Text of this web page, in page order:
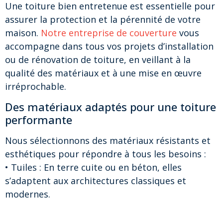
Une toiture bien entretenue est essentielle pour
assurer la protection et la pérennité de votre
maison. Notre entreprise de couverture vous
accompagne dans tous vos projets d’installation
ou de rénovation de toiture, en veillant à la
qualité des matériaux et à une mise en œuvre
irréprochable.
Des matériaux adaptés pour une toiture
performante
Nous sélectionnons des matériaux résistants et
esthétiques pour répondre à tous les besoins :
• Tuiles : En terre cuite ou en béton, elles
s’adaptent aux architectures classiques et
modernes.